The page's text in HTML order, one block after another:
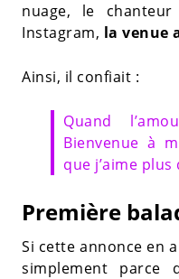
nuage, le
Instagram, la venue
Ainsi, il confiait :
Quand
Bienvenue à
que j’aime
Première
Si cette annonce en
simplement parce